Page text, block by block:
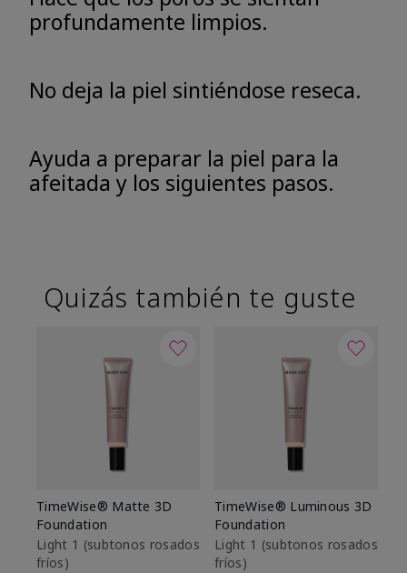
profundamente limpios.
No deja la piel sintiéndose reseca.
Ayuda a preparar la piel para la
afeitada y los siguientes pasos.
Quizás también te guste
TimeWise® Matte 3D
Foundation
Light 1​ (subtonos rosados
fríos)
TimeWise® Luminous 3D
Foundation
Light 1​ (subtonos rosados
fríos)